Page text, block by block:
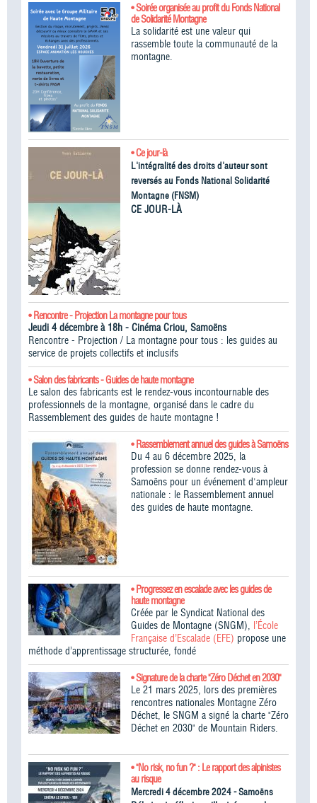
• Soirée organisée au profit du Fonds National
de Solidarité Montagne
La solidarité est une valeur qui
rassemble toute la communauté de la
montagne.
• Ce jour-là
L'intégralité des droits d'auteur sont
reversés au Fonds National Solidarité
Montagne (FNSM)
CE JOUR-LÀ
• Rencontre - Projection La montagne pour tous
Jeudi 4 décembre à 18h - Cinéma Criou, Samoëns
Rencontre - Projection / La montagne pour tous : les guides au
service de projets collectifs et inclusifs
• Salon des fabricants - Guides de haute montagne
Le salon des fabricants est le rendez-vous incontournable des
professionnels de la montagne, organisé dans le cadre du
Rassemblement des guides de haute montagne !​
• Rassemblement annuel des guides à Samoëns
Du 4 au 6 décembre 2025, la
profession se donne rendez-vous à
Samoëns pour un événement d'ampleur
nationale : le Rassemblement annuel
des guides de haute montagne.
• Progressez en escalade avec les guides de
haute montagne
Créée par le Syndicat National des
Guides de Montagne (SNGM), l’École
Française d’Escalade (EFE) propose une
méthode d’apprentissage structurée, fondé
• Signature de la charte "Zéro Déchet en 2030"
Le 21 mars 2025, lors des premières
rencontres nationales Montagne Zéro
Déchet, le SNGM a signé la charte "Zéro
Déchet en 2030" de Mountain Riders.
• "No risk, no fun ?" : Le rapport des alpinistes
au risque
Mercredi 4 décembre 2024 - Samoëns